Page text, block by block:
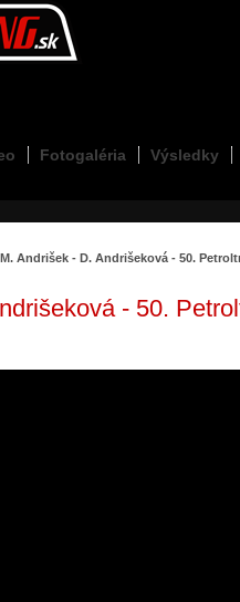
Fotogaléria Výsledky
M. Andrišek - D. Andrišeková - 50.
- 50.